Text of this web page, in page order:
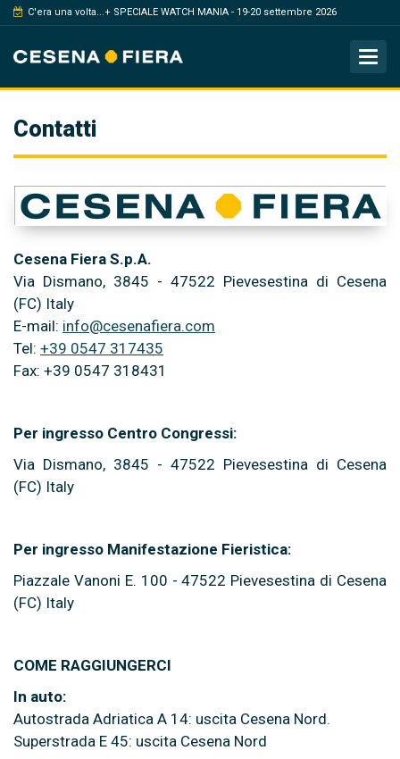
C'era una volta...+ SPECIALE WATCH MANIA - 19-20 settembre 2026
Contatti
Cesena Fiera S.p.A.
Via Dismano, 3845 - 47522 Pievesestina di Cesena
(FC) Italy
E-mail: info@cesenafiera.com
Tel: +39 0547 317435
Fax: +39 0547 318431
Per ingresso Centro Congressi:
Via Dismano, 3845 - 47522 Pievesestina di Cesena
(FC) Italy
Per ingresso Manifestazione Fieristica:
Piazzale Vanoni E. 100 - 47522 Pievesestina di Cesena
(FC) Italy
COME RAGGIUNGERCI
In auto:
Autostrada Adriatica A 14: uscita Cesena Nord.
Superstrada E 45: uscita Cesena Nord